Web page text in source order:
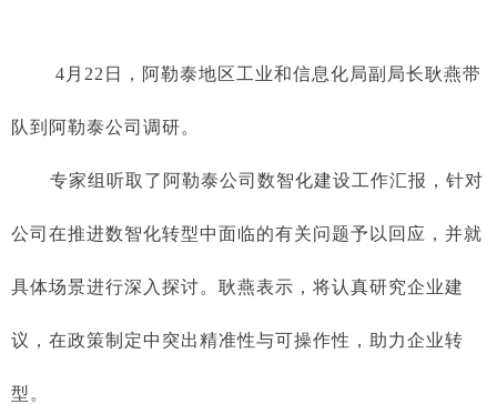
4月22日，阿勒泰地区工业和信息化局副局长耿燕带
队到阿勒泰公司调研。
专家组听取了阿勒泰公司数智化建设工作汇报，针对
公司在推进数智化转型中面临的有关问题予以回应，并就
具体场景进行深入探讨。耿燕表示，将认真研究企业建
议，在政策制定中突出精准性与可操作性，助力企业转
型。